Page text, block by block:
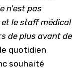
n'est pas
le staff médical
de plus avant de
quotidien
souhaité